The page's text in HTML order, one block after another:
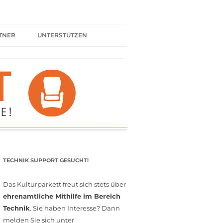
UNTERSTÜTZEN
SPENDEN
FÖRDERMITGLIED WERDEN
MITGLIEDSCHAFT
TECHNIK SUPPORT GESUCHT!
Das Kulturparkett freut sich stets über
ehrenamtliche Mithilfe im Bereich
Technik. Sie haben Interesse? Dann
melden Sie sich unter